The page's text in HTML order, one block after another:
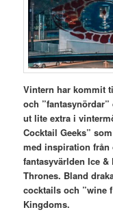
Vintern har kommit
och
ut lite extra i
Cocktail Geeks”
med inspiration
fantasyvärlden Ice
Thrones. Bland
cocktails och ”wine
Kingdoms.